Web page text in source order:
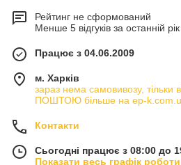
Рейтинг не сформований
Менше 5 відгуків за останній рік
Працює з 04.06.2009
м. Харків
зараз нема самовивозу,
ПОШТОЮ більше на ep-
Контакти
Сьогодні працює з 08:00 до
Показати весь графік роботи